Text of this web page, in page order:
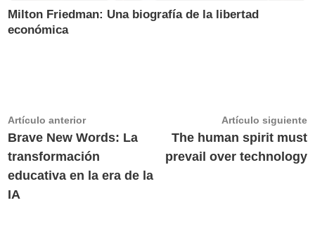
Milton Friedman: Una biografía de la libertad
económica
Navegación
de
entradas
Artículo anteriorArtículo
anterior:
Brave New Words: La
transformación
educativa en la era de la
IA
Artículo siguiente
The human spirit must
prevail over technology